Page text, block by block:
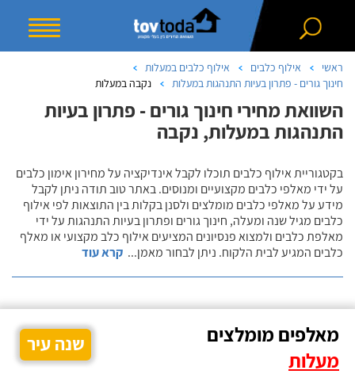
ראשי אילוף כלבים
אילוף כלבים במעלות
חינוך גורים - פתרון בעיות התנהגות במעלות
נקבה במעלות
השוואת מחירי חינוך גורים - פתרון בעיות
התנהגות במעלות, נקבה
בקטגוריית אילוף כלבים תוכלו לקבל אינדיקציה על מחירון אימון כלבים
על ידי מאלפי כלבים מקצועיים ומנוסים. באתר טוב תודה ניתן לקבל
מידע על מאלפי כלבים מומלצים ולסנן בקלות בין התוצאות לפי אילוף
כלבים מגיל שנה ומעלה, חינוך גורים ופתרון בעיות התנהגות על ידי
מאלפת כלבים ולמצוא פנסיונים המציעים אילוף כלב מקצועי או מאלף
כלבים המגיע לבית הלקוח. ניתן לבחור מאמן... קרא עוד
מאלפים מומלצים
מעלות
שנה עיר